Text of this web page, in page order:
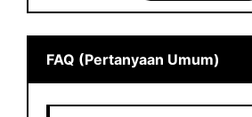
FAQ (Pertanyaan Umum)